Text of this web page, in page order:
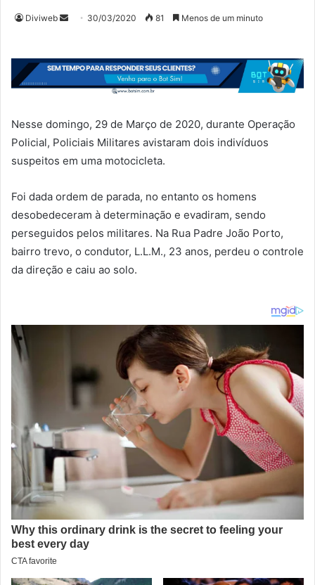
Diviweb
Mande
mail
30/03/2020 81 Menos de um minuto
Nesse domingo, 29 de Março de 2020, durante Operação
Policial, Policiais Militares avistaram dois indivíduos
suspeitos em uma motocicleta.
Foi dada ordem de parada, no entanto os homens
desobedeceram à determinação e evadiram, sendo
perseguidos pelos militares. Na Rua Padre João Porto,
bairro trevo, o condutor, L.L.M., 23 anos, perdeu o controle
da direção e caiu ao solo.